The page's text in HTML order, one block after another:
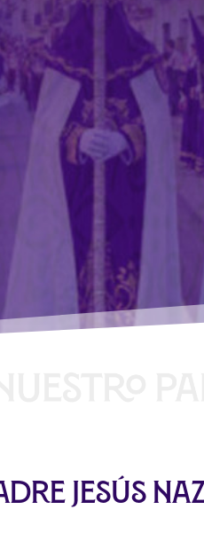
Jesús